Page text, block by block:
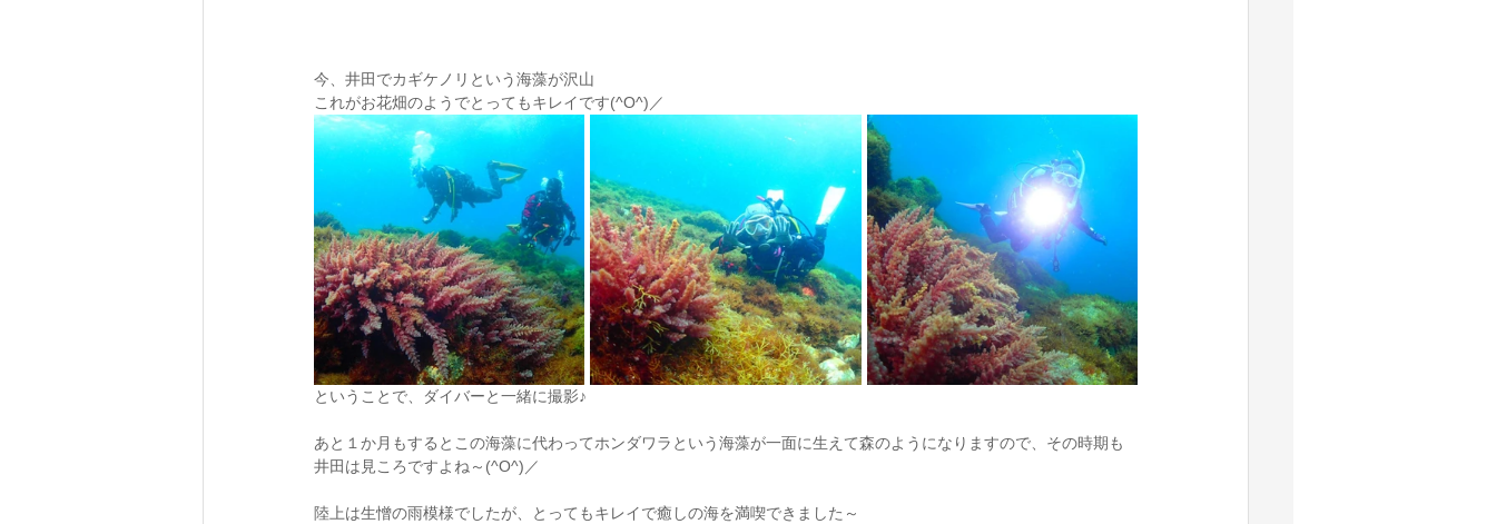
今、井田でカギケノリという海藻が沢山
これがお花畑のようでとってもキレイです(^O^)／
ということで、ダイバーと一緒に撮影♪
あと１か月もするとこの海藻に代わってホンダワラという海藻が一面に生えて森のようになりますので、その時期も
井田は見ころですよね～(^O^)／
陸上は生憎の雨模様でしたが、とってもキレイで癒しの海を満喫できました～